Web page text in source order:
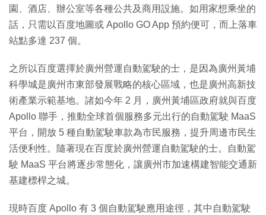
園、酒店、辦公室等各種公共及商用設施。如用家想乘坐的
話，只需以百度地圖或 Apollo GO App 預約便可，而上落車
站點多達 237 個。
之所以百度選擇於廣州營運自動駕駛的士，是因為廣州黃埔
科學城是廣州市東部發展戰略的核心區域，也是廣州高新技
術產業示範基地。諸如今年 2 月，廣州黃埔區政府就與百度
Apollo 聯手，推動全球首個服務多元出行的自動駕駛 MaaS
平台，開放 5 種自動駕駛車款為市民服務，提升周邊市民生
活便利性。隨著現在百度於廣州營運自動駕駛的士。自動駕
駛 MaaS 平台將逐步常態化，讓廣州市加速構建智能交通新
基建標桿之城。
現時百度 Apollo 有 3 個自動駕駛應用途徑，其中自動駕駛